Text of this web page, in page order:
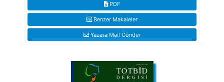
PDF
Benzer Makaleler
Yazara Mail Gönder